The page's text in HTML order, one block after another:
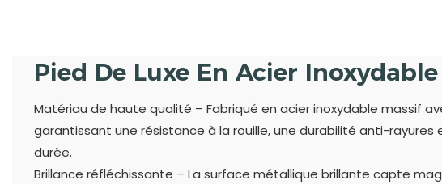
Pied De Luxe En Acier
Matériau de haute qualité – Fabriqué en acier inoxydable massif
garantissant une résistance à la rouille, une durabilité anti-rayures
durée.
Brillance réfléchissante – La surface métallique brillante capte